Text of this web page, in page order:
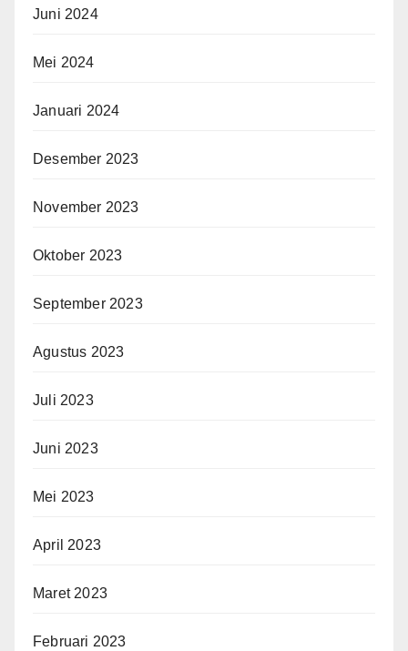
Juni 2024
Mei 2024
Januari 2024
Desember 2023
November 2023
Oktober 2023
September 2023
Agustus 2023
Juli 2023
Juni 2023
Mei 2023
April 2023
Maret 2023
Februari 2023